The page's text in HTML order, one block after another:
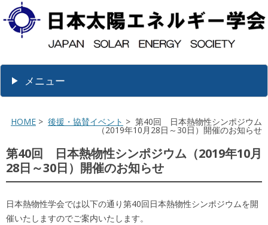
メニュー
HOME > 後援・協賛イベント > 第40回 日本熱物性シンポジウム
（2019年10月28日～30日）開催のお知らせ
第40回 日本熱物性シンポジウム（2019年10月
28日～30日）開催のお知らせ
日本熱物性学会では以下の通り第40回日本熱物性シンポジウムを開
催いたしますのでご案内いたします。